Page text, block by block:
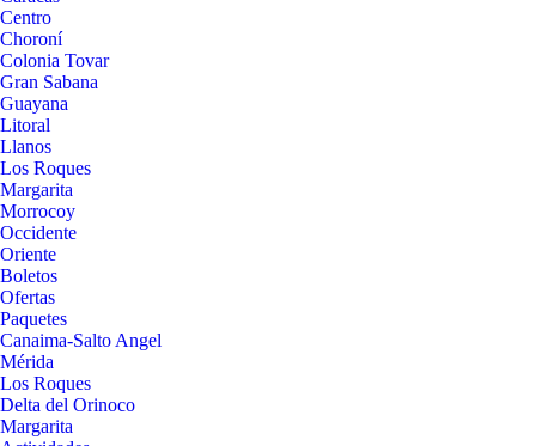
Centro
Choroní
Colonia Tovar
Gran Sabana
Guayana
Litoral
Llanos
Los Roques
Margarita
Morrocoy
Occidente
Oriente
Boletos
Ofertas
Paquetes
Canaima-Salto Angel
Mérida
Los Roques
Delta del Orinoco
Margarita